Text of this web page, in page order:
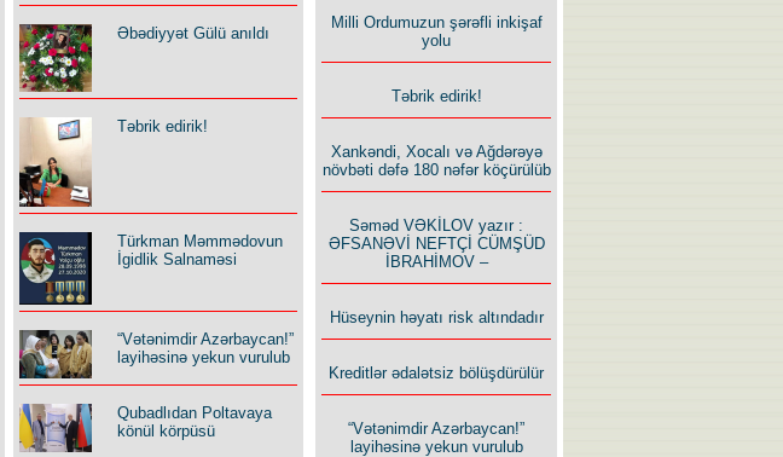
Əbədiyyət Gülü anıldı
Təbrik edirik!
Türkman Məmmədovun
İgidlik Salnaməsi
“Vətənimdir Azərbaycan!”
layihəsinə yekun vurulub
Qubadlıdan Poltavaya
könül körpüsü
Milli Ordumuzun şərəfli inkişaf
yolu
Təbrik edirik!
Xankəndi, Xocalı və Ağdərəyə
növbəti dəfə 180 nəfər köçürülüb
Səməd VƏKİLOV yazır :
ƏFSANƏVİ NEFTÇİ CÜMŞÜD
İBRAHİMOV –
Hüseynin həyatı risk altındadır
Kreditlər ədalətsiz bölüşdürülür
“Vətənimdir Azərbaycan!”
layihəsinə yekun vurulub